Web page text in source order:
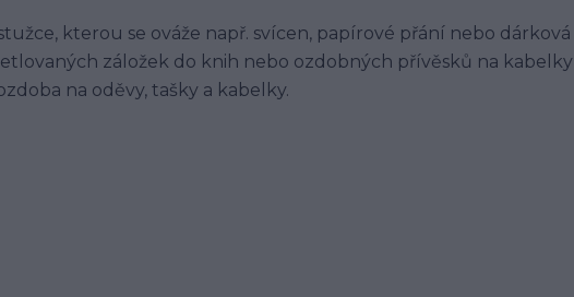
kterou se ováže např. svícen, papírové přání nebo dárková
záložek do knih nebo ozdobných přívěsků na kabelky
na oděvy, tašky a kabelky.